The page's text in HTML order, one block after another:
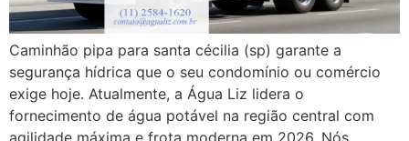
Caminhão pipa para santa cécilia (sp) garante a
segurança hídrica que o seu condomínio ou comércio
exige hoje. Atualmente, a Água Liz lidera o
fornecimento de água potável na região central com
agilidade máxima e frota moderna em 2026. Nós